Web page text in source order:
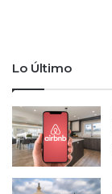
Lo Último